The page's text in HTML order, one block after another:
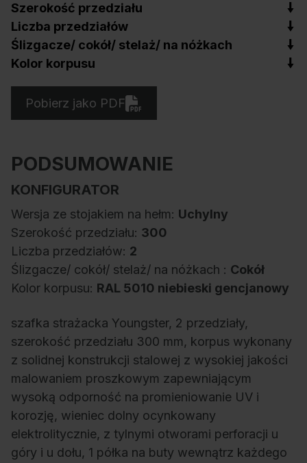
Szerokość przedziału
Liczba przedziałów
Ślizgacze/ cokół/ stelaż/ na nóżkach
Kolor korpusu
Pobierz jako PDF
PODSUMOWANIE
KONFIGURATOR
Wersja ze stojakiem na hełm: Uchylny
Szerokość przedziału: 300
Liczba przedziałów: 2
Ślizgacze/ cokół/ stelaż/ na nóżkach : Cokół
Kolor korpusu: RAL 5010 niebieski gencjanowy
szafka strażacka Youngster, 2 przedziały,
szerokość przedziału 300 mm, korpus wykonany
z solidnej konstrukcji stalowej z wysokiej jakości
malowaniem proszkowym zapewniającym
wysoką odporność na promieniowanie UV i
korozję, wieniec dolny ocynkowany
elektrolitycznie, z tylnymi otworami perforacji u
góry i u dołu, 1 półka na buty wewnątrz każdego